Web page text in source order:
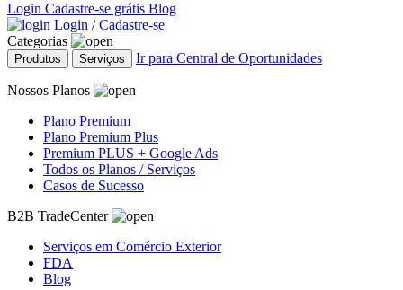
Login Cadastre-se grátis Blog
Login / Cadastre-se
Categorias
Produtos Serviços Ir para Central de Oportunidades
Nossos Planos
Plano Premium
Plano Premium Plus
Premium PLUS + Google Ads
Todos os Planos / Serviços
Casos de Sucesso
B2B TradeCenter
Serviços em Comércio Exterior
FDA
Blog